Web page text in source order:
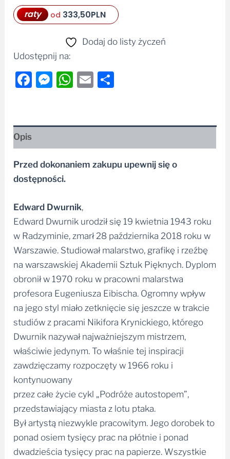
raty od 333,50PLN
Dodaj do listy życzeń
Udostępnij na:
Facebook
Messenger
WhatsApp
Email
Opis
Przed dokonaniem zakupu upewnij się o
dostępności.
Edward Dwurnik,
Edward Dwurnik urodził się 19 kwietnia 1943 roku
w Radzyminie, zmarł 28 października 2018 roku w
Warszawie. Studiował malarstwo, grafikę i rzeźbę
na warszawskiej Akademii Sztuk Pięknych. Dyplom
obronił w 1970 roku w pracowni malarstwa
profesora Eugeniusza Eibischa. Ogromny wpływ
na jego styl miało zetknięcie się jeszcze w trakcie
studiów z pracami Nikifora Krynickiego, którego
Dwurnik nazywał najważniejszym mistrzem,
właściwie jedynym. To właśnie tej inspiracji
zawdzięczamy rozpoczęty w 1966 roku i
kontynuowany
przez całe życie cykl „Podróże autostopem”,
przedstawiający miasta z lotu ptaka.
Był artystą niezwykle pracowitym. Jego dorobek to
ponad osiem tysięcy prac na płótnie i ponad
dwadzieścia tysięcy prac na papierze. Wszystkie